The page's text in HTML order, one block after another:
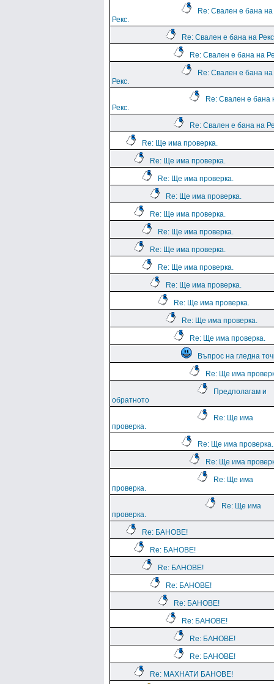
Re: Свален е бана на
Рекс.
Re: Свален е бана на
Re: Свален е бана на
Re: Свален е бана на
Рекс.
Re: Свален е бана
Рекс.
Re: Свален е бана на
Re: Ще има проверка.
Re: Ще има проверка.
Re: Ще има проверка.
Re: Ще има проверка.
Re: Ще има проверка.
Re: Ще има проверка.
Re: Ще има проверка.
Re: Ще има проверка.
Re: Ще има проверка.
Re: Ще има проверка.
Re: Ще има проверка.
Re: Ще има проверка.
Въпрос на гледна
Re: Ще има
Предполагам и
обратното
Re: Ще има
проверка.
Re: Ще има проверка.
Re: Ще има
Re: Ще има
проверка.
Re: Ще има
проверка.
Re: БАНОВЕ!
Re: БАНОВЕ!
Re: БАНОВЕ!
Re: БАНОВЕ!
Re: БАНОВЕ!
Re: БАНОВЕ!
Re: БАНОВЕ!
Re: БАНОВЕ!
Re: МАХНАТИ БАНОВЕ!